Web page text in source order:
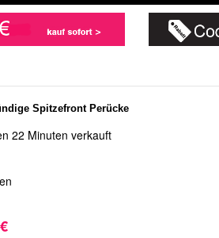
Spitzefront Perücke
22 Minuten verkauft